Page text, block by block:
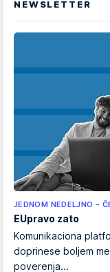
NEWSLETTER
JEDNOM NEDELJNO -
EUpravo zato
Komunikaciona
doprinese boljem
poverenja...